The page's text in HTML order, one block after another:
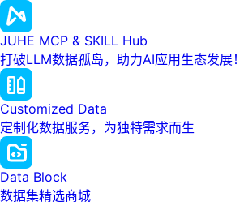
JUHE MCP & SKILL Hub
打破LLM数据孤岛，助力AI应用生态发展！
Customized Data
定制化数据服务，为独特需求而生
Data Block
数据集精选商城